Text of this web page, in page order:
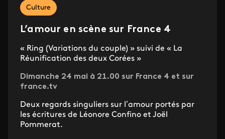
Culture
L’amour en scène sur France 4
« Ring (Variations du couple) » suivi de « La
Réunification des deux Corées »
Dimanche 24 mai à 21.00 sur France 4 et sur
france.tv
Deux regards singuliers sur l’amour portés par
les écritures de Léonore Confino et Joël
Pommerat.